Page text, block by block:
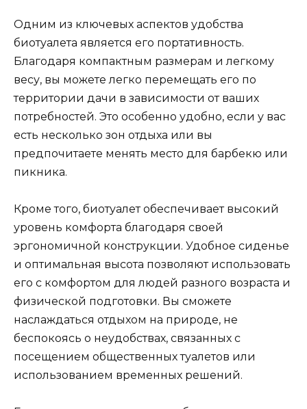
Одним из ключевых аспектов удобства
биотуалета является его портативность.
Благодаря компактным размерам и легкому
весу, вы можете легко перемещать его по
территории дачи в зависимости от ваших
потребностей. Это особенно удобно, если у вас
есть несколько зон отдыха или вы
предпочитаете менять место для барбекю или
пикника.
Кроме того, биотуалет обеспечивает высокий
уровень комфорта благодаря своей
эргономичной конструкции. Удобное сиденье
и оптимальная высота позволяют использовать
его с комфортом для людей разного возраста и
физической подготовки. Вы сможете
наслаждаться отдыхом на природе, не
беспокоясь о неудобствах, связанных с
посещением общественных туалетов или
использованием временных решений.